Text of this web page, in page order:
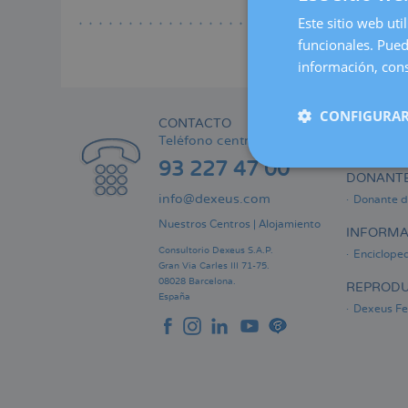
a
la
CONTACTO
Teléfono centralita:
93 227 47 00
info@dexeus.com
Nuestros Centros Alojamiento
Consultorio Dexeus S.A.P.
Gran Via Carles III 71-75.
08028 Barcelona.
España
ÁREA
Donante
Dexeus
Este sitio web
funcionales.
información,